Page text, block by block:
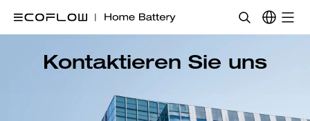
Kontaktieren Sie uns